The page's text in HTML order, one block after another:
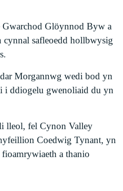
Glöynnod Byw a
safleoedd hollbwysig
Morgannwg wedi bod yn
i ddiogelu gwenoliaid du yn
lleol, fel Cynon Valley
Coedwig Tynant, yn
a thanio